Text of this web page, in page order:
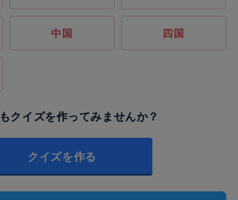
中国 四国
クイズを作ってみませんか？
クイズを作る